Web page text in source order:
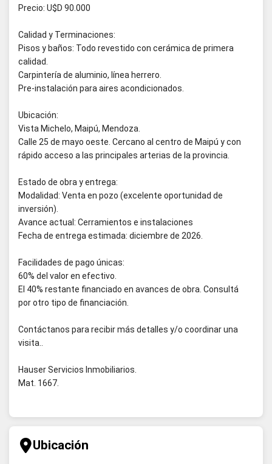
Precio: U$D 90.000
Calidad y Terminaciones:
Pisos y baños: Todo revestido con cerámica de primera
calidad.
Carpintería de aluminio, línea herrero.
Pre-instalación para aires acondicionados.
Ubicación:
Vista Michelo, Maipú, Mendoza.
Calle 25 de mayo oeste. Cercano al centro de Maipú y con
rápido acceso a las principales arterias de la provincia.
Estado de obra y entrega:
Modalidad: Venta en pozo (excelente oportunidad de
inversión).
Avance actual: Cerramientos e instalaciones
Fecha de entrega estimada: diciembre de 2026.
Facilidades de pago únicas:
60% del valor en efectivo.
El 40% restante financiado en avances de obra. Consultá
por otro tipo de financiación.
Contáctanos para recibir más detalles y/o coordinar una
visita..
Hauser Servicios Inmobiliarios.
Mat. 1667.
Ubicación